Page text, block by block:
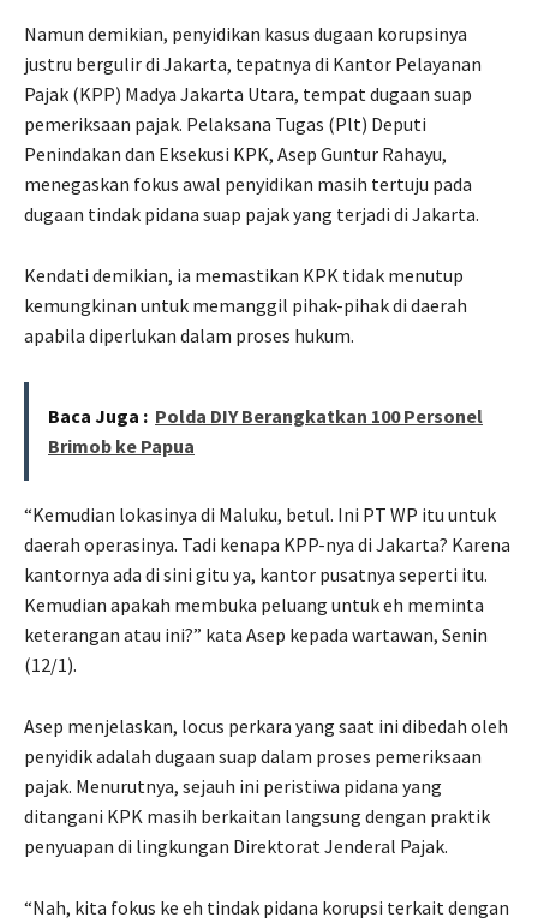
Namun demikian, penyidikan kasus dugaan korupsinya
justru bergulir di Jakarta, tepatnya di Kantor Pelayanan
Pajak (KPP) Madya Jakarta Utara, tempat dugaan suap
pemeriksaan pajak. Pelaksana Tugas (Plt) Deputi
Penindakan dan Eksekusi KPK, Asep Guntur Rahayu,
menegaskan fokus awal penyidikan masih tertuju pada
dugaan tindak pidana suap pajak yang terjadi di Jakarta.
Kendati demikian, ia memastikan KPK tidak menutup
kemungkinan untuk memanggil pihak-pihak di daerah
apabila diperlukan dalam proses hukum.
Baca Juga : Polda DIY Berangkatkan 100 Personel
Brimob ke Papua
“Kemudian lokasinya di Maluku, betul. Ini PT WP itu untuk
daerah operasinya. Tadi kenapa KPP-nya di Jakarta? Karena
kantornya ada di sini gitu ya, kantor pusatnya seperti itu.
Kemudian apakah membuka peluang untuk eh meminta
keterangan atau ini?” kata Asep kepada wartawan, Senin
(12/1).
Asep menjelaskan, locus perkara yang saat ini dibedah oleh
penyidik adalah dugaan suap dalam proses pemeriksaan
pajak. Menurutnya, sejauh ini peristiwa pidana yang
ditangani KPK masih berkaitan langsung dengan praktik
penyuapan di lingkungan Direktorat Jenderal Pajak.
“Nah, kita fokus ke eh tindak pidana korupsi terkait dengan